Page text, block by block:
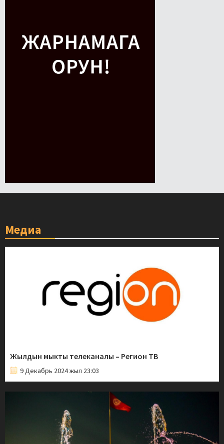
Медиа
Жылдын мыкты телеканалы – Регион ТВ
9 Декабрь 2024 жыл 23:03